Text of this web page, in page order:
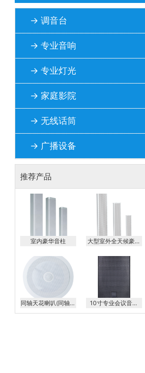
→ 调音台
→ 专业音响
→ 专业灯光
→ 家庭影院
→ 无线话筒
→ 广播设备
推荐产品
室内豪华音柱
大型室外全天候豪华
40AE-60AE-80AE-
100AE-120
同轴天花喇叭(同轴高
音头可调角度) KS-
10寸专业会议音箱
LD-T10